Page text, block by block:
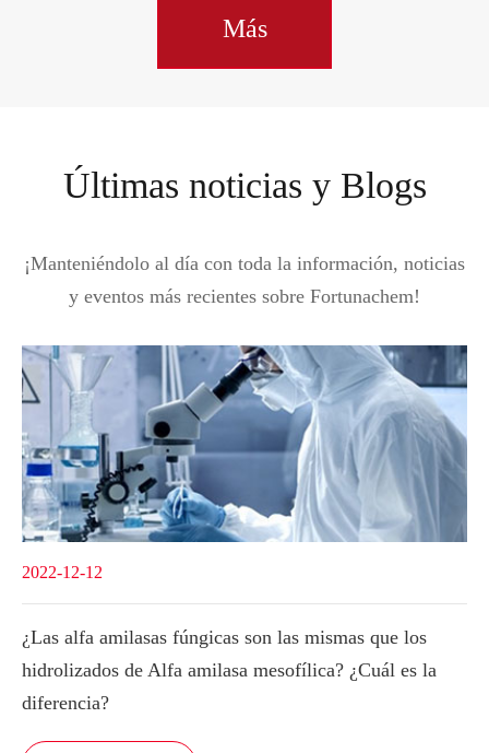
Más
Últimas noticias y Blogs
¡Manteniéndolo al día con toda la información, noticias
y eventos más recientes sobre Fortunachem!
2022-12-12
¿Las alfa amilasas fúngicas son las mismas que los
hidrolizados de Alfa amilasa mesofílica? ¿Cuál es la
diferencia?